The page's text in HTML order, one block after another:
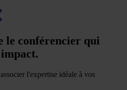
le conférencier qui
l'expertise idéale à vos